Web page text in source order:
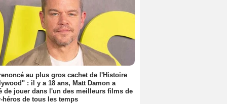
au plus gros cachet de l'Histoire
: il y a 18 ans, Matt Damon a
de jouer dans l'un des meilleurs films de
héros de tous les temps